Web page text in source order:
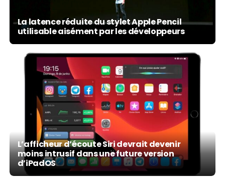
La latence réduite du stylet Apple Pencil
utilisable aisément par les développeurs
L’afficheur d’écoute Siri devrait devenir
moins intrusif dans une future version
d’iPadOS